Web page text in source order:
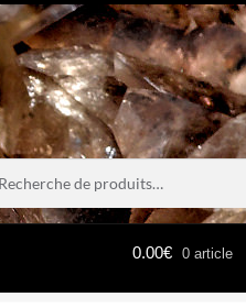
0.00€ 0 article